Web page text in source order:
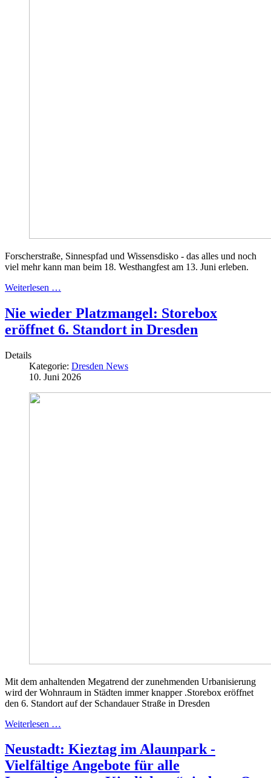
Forscherstraße, Sinnespfad und Wissensdisko - das alles und noch
viel mehr kann man beim 18. Westhangfest am 13. Juni erleben.
Weiterlesen …
Nie wieder Platzmangel: Storebox
eröffnet 6. Standort in Dresden
Details
Kategorie: Dresden News
10. Juni 2026
Mit dem anhaltenden Megatrend der zunehmenden Urbanisierung
wird der Wohnraum in Städten immer knapper .Storebox eröffnet
den 6. Standort auf der Schandauer Straße in Dresden
Weiterlesen …
Neustadt: Kieztag im Alaunpark -
Vielfältige Angebote für alle